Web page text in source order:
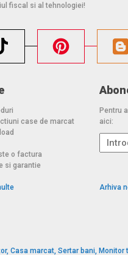
fiscal si al tehnologiei!
case de marcat
o factura
si garantie
Pentru
aici:
Arhiva
Casa marcat, Sertar bani, Monitor